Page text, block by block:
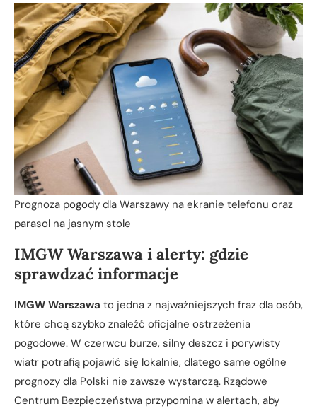
Prognoza pogody dla Warszawy na ekranie telefonu oraz
parasol na jasnym stole
IMGW Warszawa i alerty: gdzie
sprawdzać informacje
IMGW Warszawa to jedna z najważniejszych fraz dla osób,
które chcą szybko znaleźć oficjalne ostrzeżenia
pogodowe. W czerwcu burze, silny deszcz i porywisty
wiatr potrafią pojawić się lokalnie, dlatego same ogólne
prognozy dla Polski nie zawsze wystarczą. Rządowe
Centrum Bezpieczeństwa przypomina w alertach, aby